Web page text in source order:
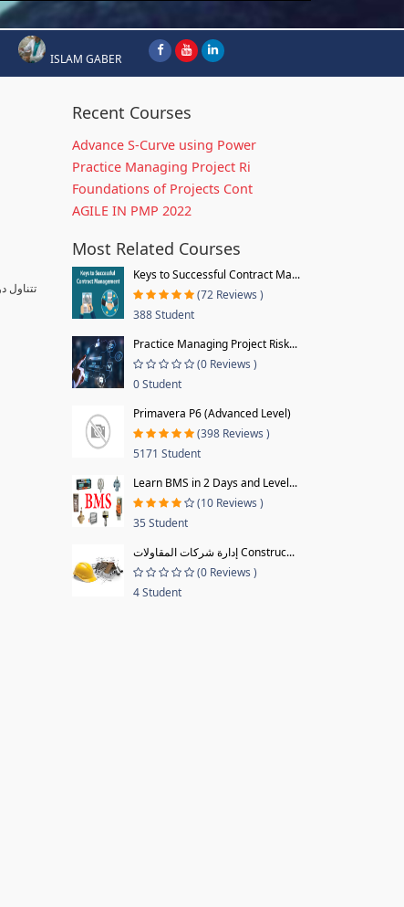
ISLAM GABER
تتناول
Recent Courses
Advance S-Curve using Power
Practice Managing Project Ri
Foundations of Projects Cont
AGILE IN PMP 2022
Most Related Courses
Keys to Successful Contract Ma...
(72 Reviews )
388 Student
Practice Managing Project Risk...
(0 Reviews )
0 Student
Primavera P6 (Advanced Level)
(398 Reviews )
5171 Student
Learn BMS in 2 Days and Level...
(10 Reviews )
35 Student
إدارة شركات المقاولات Construc...
(0 Reviews )
4 Student